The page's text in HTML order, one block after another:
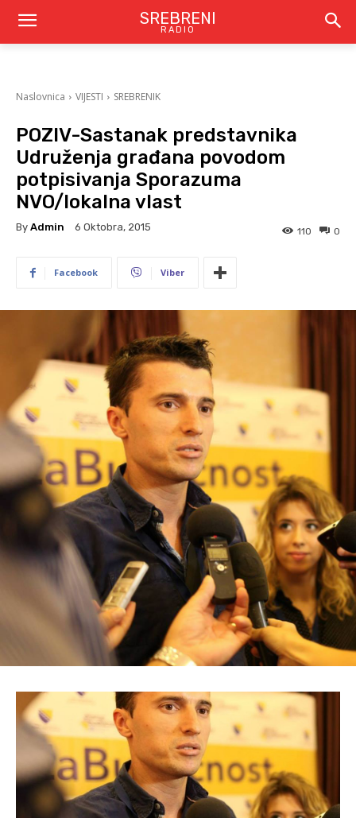
SREBRENI
RADIO
Naslovnica VIJESTI SREBRENIK
POZIV-Sastanak predstavnika
Udruženja građana povodom
potpisivanja Sporazuma
NVO/lokalna vlast
By Admin 6 Oktobra, 2015 0
110
Facebook Viber